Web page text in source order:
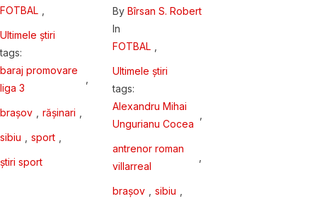
FOTBAL
Ultimele știri
tags:
baraj promovare
liga 3
,
brașov rășinari
sibiu sport
știri sport
By Bîrsan S. Robert
In
FOTBAL
Ultimele știri
tags:
Alexandru Mihai
Ungurianu Cocea
,
antrenor roman
villarreal
,
brașov sibiu